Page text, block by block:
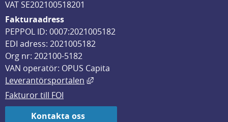
VAT SE202100518201
Fakturaadress
PEPPOL ID: 0007:2021005182
EDI adress: 2021005182
Org nr: 202100-5182
VAN operatör: OPUS Capita
Leverantörsportalen
Länk till annan webbplats, öppnas
Fakturor till FOI
Kontakta oss